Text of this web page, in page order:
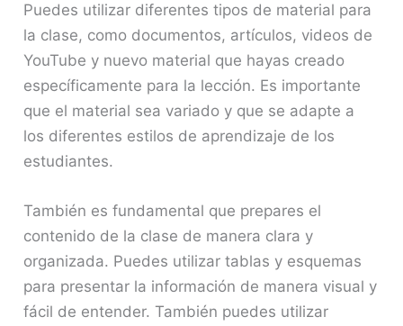
Puedes utilizar diferentes tipos de material para
la clase, como documentos, artículos, videos de
YouTube y nuevo material que hayas creado
específicamente para la lección. Es importante
que el material sea variado y que se adapte a
los diferentes estilos de aprendizaje de los
estudiantes.
También es fundamental que prepares el
contenido de la clase de manera clara y
organizada. Puedes utilizar tablas y esquemas
para presentar la información de manera visual y
fácil de entender. También puedes utilizar